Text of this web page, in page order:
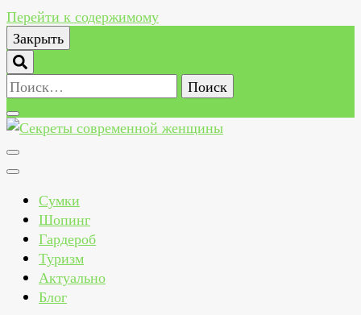
Перейти к содержимому
Закрыть
Найти:
Секреты современной женщины
Как всегда быть стильной, красивой, здоровой и
счастливой женщиной
Сумки
Шопинг
Гардероб
Туризм
Актуально
Блог